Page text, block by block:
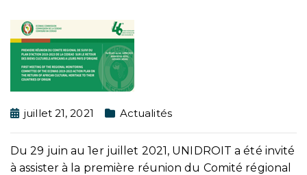
juillet 21, 2021 Actualités
Du 29 juin au 1er juillet 2021, UNIDROIT a été invité
à assister à la première réunion du Comité régional